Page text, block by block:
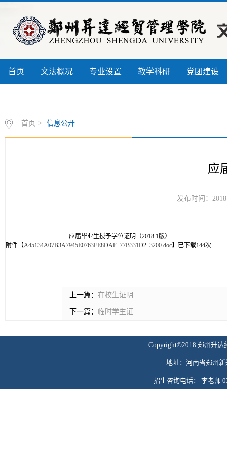
首页 文法概况 专业设置 教学科研 党团建设
首页 > 信息公开
应
发布时间：
应届毕业生授予学位证明（2018.1版）
附件【A45134A07B3A7945E0763EE8DAF_77B331D2_3200.doc】已下载144次
上一篇： 在校生证明
下一篇： 临时学生证
Copyright©2018 郑州升达
地址：河南省郑州
招生咨询电话： 李老师